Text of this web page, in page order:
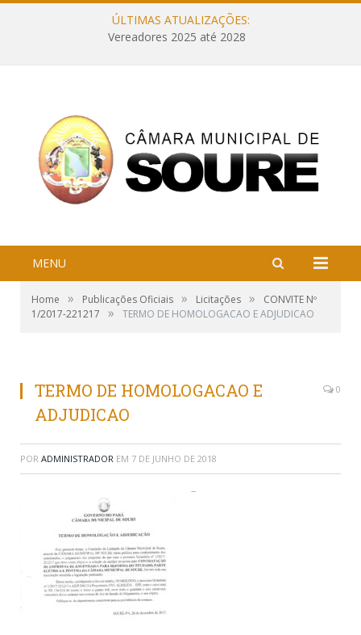
ÚLTIMAS ATUALIZAÇÕES:
Vereadores 2025 até 2028
MENU
Home » Publicações Oficiais » Licitações »
CONVITE Nº
1/2017-221217
» TERMO DE HOMOLOGACAO E ADJUDICAO
TERMO DE HOMOLOGACAO E
ADJUDICAO
0
POR ADMINISTRADOR EM 7 DE JUNHO DE 2018